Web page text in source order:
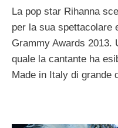
La pop star Rihanna
per la sua spettacolare
Grammy Awards 2013.
quale la cantante ha
Made in Italy di grande